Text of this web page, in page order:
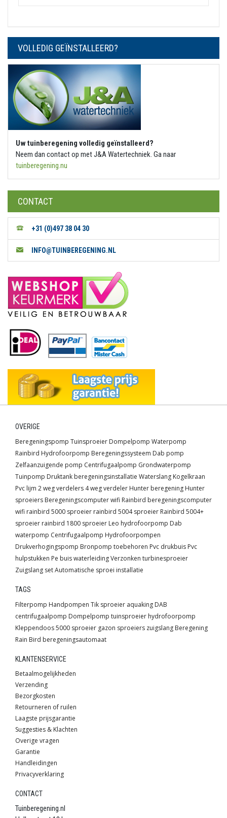
VOLLEDIG GEÏNSTALLEERD?
Uw tuinberegening volledig geïnstalleerd?
Neem dan contact op met J&A Watertechniek. Ga naar
tuinberegening.nu
CONTACT
+31 (0)497 38 04 30
INFO@TUINBEREGENING.NL
OVERIGE
Beregeningspomp Tuinsproeier Dompelpomp Waterpomp
Rainbird Hydrofoorpomp Beregeningssysteem Dab pomp
Zelfaanzuigende pomp Centrifugaalpomp Grondwaterpomp
Tuinpomp Druktank beregeningsinstallatie Waterslang Kogelkraan
Pvc lijm 2 weg verdelers 4 weg verdeler Hunter beregening Hunter
sproeiers Beregeningscomputer wifi Rainbird beregeningscomputer
wifi rainbird 5000 sproeier rainbird 5004 sproeier Rainbird 5004+
sproeier rainbird 1800 sproeier Leo hydrofoorpomp Dab
waterpomp Centrifugaalpomp Hydrofoorpompen
Drukverhogingspomp Bronpomp toebehoren Pvc drukbuis Pvc
hulpstukken Pe buis waterleidingVerzonken turbinesproeier
Zuigslang setAutomatische sproei installatie
TAGS
Filterpomp Handpompen Tik sproeier aquaking DAB
centrifugaalpomp Dompelpomp tuinsproeier hydrofoorpomp
Kleppendoos5000 sproeier gazon sproeiers zuigslang Beregening
Rain Bird beregeningsautomaat
KLANTENSERVICE
Betaalmogelijkheden
Verzending
Bezorgkosten
Retourneren of ruilen
Laagste prijsgarantie
Suggesties & Klachten
Overige vragen
Garantie
Handleidingen
Privacyverklaring
CONTACT
Tuinberegening.nl